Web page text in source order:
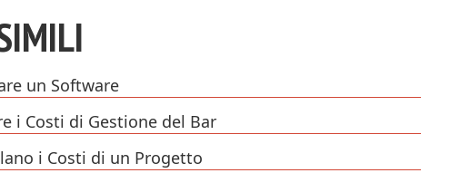
un Software
i Costi di Gestione del Bar
i Costi di un Progetto